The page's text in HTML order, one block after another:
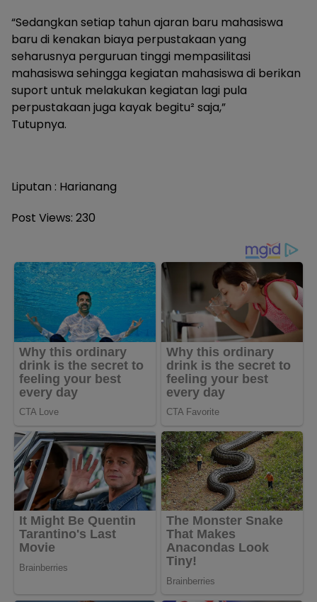
“Sedangkan setiap tahun ajaran baru mahasiswa
baru di kenakan biaya perpustakaan yang
seharusnya perguruan tinggi mempasilitasi
mahasiswa sehingga kegiatan mahasiswa di berikan
suport untuk melakukan kegiatan lagi pula
perpustakaan juga kayak begitu² saja,”
Tutupnya.
Liputan : Harianang
Post Views: 230